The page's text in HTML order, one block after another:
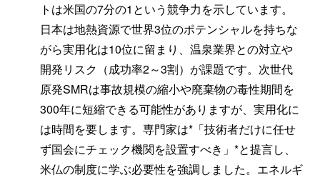
トは米国の7分の1という競争力を示しています。
日本は地熱資源で世界3位のポテンシャルを持ちな
がら実用化は10位に留まり、温泉業界との対立や
開発リスク（成功率2～3割）が課題です。次世代
原発SMRは事故規模の縮小や廃棄物の毒性期間を
300年に短縮できる可能性がありますが、実用化に
は時間を要します。専門家は*「技術者だけに任せ
ず国会にチェック機関を設置すべき」*と提言し、
米仏の制度に学ぶ必要性を強調しました。エネルギ